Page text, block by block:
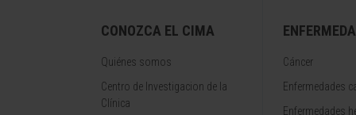
CONOZCA EL CIMA
Quiénes somos
Centro de Investigacion de la
Clínica
Cáncer
Enfermedades
Enfermedades